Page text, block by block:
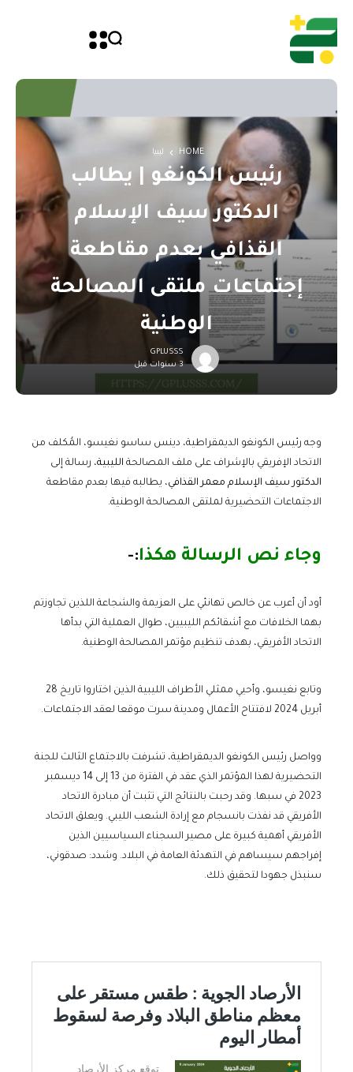
HOME ليبيا
رئيس الكونغو | يطالب
الدكتور سيف الإسلام
القذافي بعدم مقاطعة
إجتماعات ملتقى المصالحة
الوطنية
GPLUSSS
3 سنوات قبل
وجه رئيس الكونغو الديمقراطية، دينس ساسو نغيسو، المُكلف من
الاتحاد الإفريقي بالإشراف على ملف المصالحة الليبية، رسالة إلى
الدكتور سيف الإسلام معمر القذافي، يطالبه فيها بعدم مقاطعة
الاجتماعات التحضيرية لملتقى المصالحة الوطنية.
وجاء نص الرسالة هكذا:-
أود أن أعرب عن خالص تهانئي على العزيمة والشجاعة اللذين تجاوزتم
بهما الخلافات مع أشقائكم الليبيين، طوال العملية التي بدأها
الاتحاد الأفريقي، بهدف تنظيم مؤتمر المصالحة الوطنية.
وتابع نغيسو، وأحيي ممثلي الأطراف الليبية الذين اختاروا تاريخ 28
أبريل 2024 لافتتاح الأعمال ومدينة سرت موقعا لعقد الاجتماعات.
وواصل رئيس الكونغو الديمقراطية، تشرفت بالاجتماع الثالث للجنة
التحضيرية لهذا المؤتمر الذي عقد في الفترة من 13 إلى 14 ديسمبر
2023 في سبها. وقد رحبت بالنتائج التي تثبت أن مبادرة الاتحاد
الأفريقي قد نفذت بانسجام مع إرادة الشعب الليبي. ويعلق الاتحاد
الأفريقي أهمية كبيرة على مصير السجناء السياسيين الذين
إفراجهم سيساهم في التهدئة العامة في البلاد. وشدد: صدقوني،
سنبذل جهودا لتحقيق ذلك.